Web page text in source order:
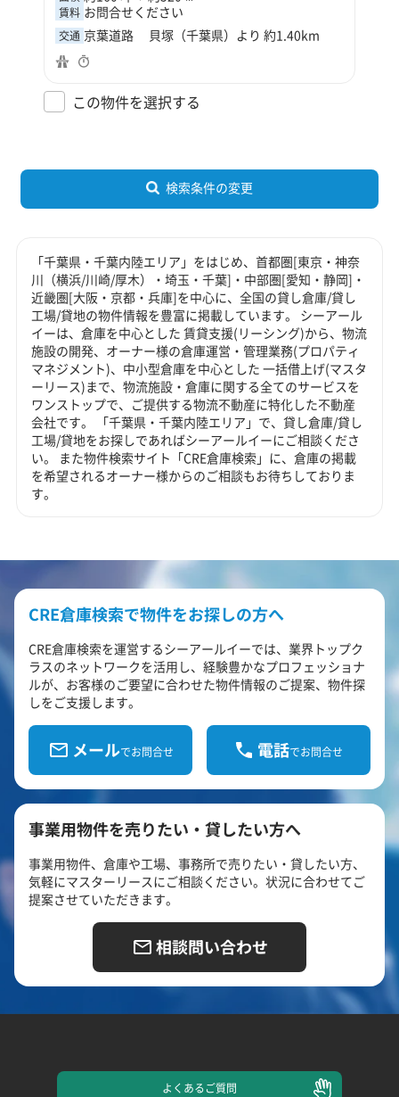
賃料 お問合せください
交通 京葉道路 貝塚（千葉県）より 約1.40km
この物件を選択する
検索条件の変更
「千葉県・千葉内陸エリア」をはじめ、首都圏[東京・神奈
川（横浜/川崎/厚木）・埼玉・千葉]・中部圏[愛知・静岡]・
近畿圏[大阪・京都・兵庫]を中心に、全国の貸し倉庫/貸し
工場/貸地の物件情報を豊富に掲載しています。 シーアール
イーは、倉庫を中心とした 賃貸支援(リーシング)から、物流
施設の開発、オーナー様の倉庫運営・管理業務(プロパティ
マネジメント)、中小型倉庫を中心とした 一括借上げ(マスタ
ーリース)まで、物流施設・倉庫に関する全てのサービスを
ワンストップで、ご提供する物流不動産に特化した不動産
会社です。 「千葉県・千葉内陸エリア」で、貸し倉庫/貸し
工場/貸地をお探しであればシーアールイーにご相談くださ
い。 また物件検索サイト「CRE倉庫検索」に、倉庫の掲載
を希望されるオーナー様からのご相談もお待ちしておりま
す。
CRE倉庫検索で物件をお探しの方へ
CRE倉庫検索を運営するシーアールイーでは、業界トップク
ラスのネットワークを活用し、経験豊かなプロフェッショナ
ルが、お客様のご要望に合わせた物件情報のご提案、物件探
しをご支援します。
メールでお問合せ 電話でお問合せ
事業用物件を売りたい・貸したい方へ
事業用物件、倉庫や工場、事務所で売りたい・貸したい方、
気軽にマスターリースにご相談ください。状況に合わせてご
提案させていただきます。
相談問い合わせ
よくあるご質問